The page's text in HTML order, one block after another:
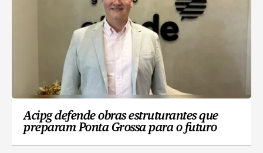
Acipg defende obras estruturantes que
preparam Ponta Grossa para o futuro